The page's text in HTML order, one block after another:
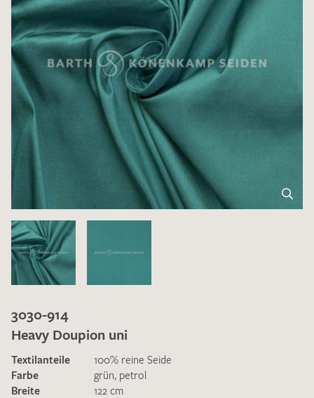
3030-914
Heavy Doupion uni
Textilanteile
100% reine Seide
Farbe
grün, petrol
Breite
122 cm